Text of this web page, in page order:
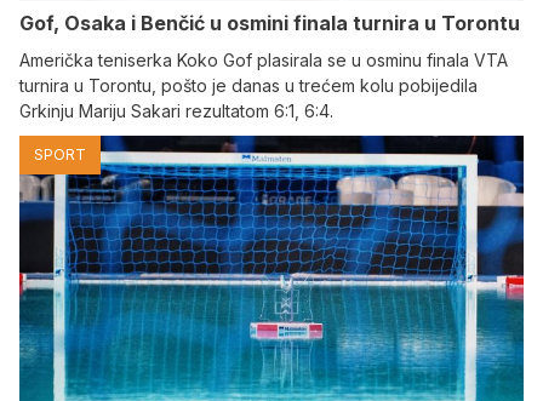
Gof, Osaka i Benčić u osmini finala turnira u Torontu
Američka teniserka Koko Gof plasirala se u osminu finala VTA
turnira u Torontu, pošto je danas u trećem kolu pobijedila
Grkinju Mariju Sakari rezultatom 6:1, 6:4.
SPORT